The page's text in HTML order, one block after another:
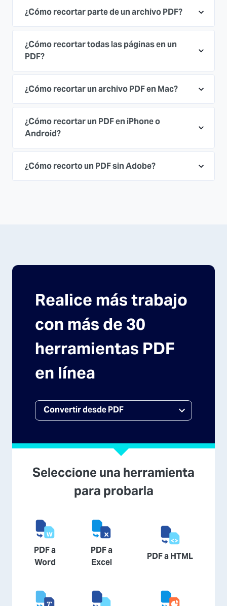
¿Cómo recortar parte de un archivo PDF?
¿Cómo recortar todas las páginas en un
PDF?
¿Cómo recortar un archivo PDF en Mac?
¿Cómo recortar un PDF en iPhone o
Android?
¿Cómo recorto un PDF sin Adobe?
Realice más trabajo
con más de 30
herramientas PDF
en línea
Seleccione una herramienta
para probarla
PDF a
Word
PDF a
Excel
PDF a HTML